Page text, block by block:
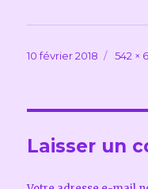
Publié
10 février 2018
Taille
542 ×
Laisser un